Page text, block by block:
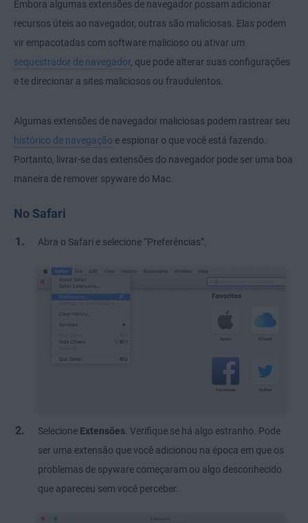
Embora algumas extensões de navegador possam adicionar
recursos úteis ao navegador, outras são maliciosas. Elas podem
vir empacotadas com software malicioso ou ativar um
sequestrador de navegador , que pode alterar suas configurações
e te direcionar a sites maliciosos ou fraudulentos.
Algumas extensões de navegador maliciosas podem rastrear seu
histórico de navegação e espionar o que você está fazendo.
Portanto, livrar-se das extensões do navegador pode ser uma boa
maneira de remover spyware do Mac.
No Safari
Abra o Safari e selecione “Preferências”.
Selecione Extensões . Verifique se há algo estranho. Pode
ser uma extensão que você adicionou na época em que os
problemas de spyware começaram ou algo desconhecido
que apareceu sem você perceber.